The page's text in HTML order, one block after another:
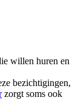
willen huren en
bezichtigingen,
zorgt soms ook